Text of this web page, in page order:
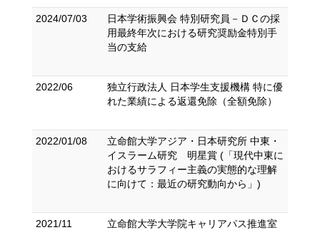
2024/07/03
日本学術振興会 特別研究員－ＤＣの採
用最終年次における研究奨励金特別手
当の支給
2022/06
独立行政法人 日本学生支援機構 特に優
れた業績による返還免除（全額免除）
2022/01/08
立命館大学アジア・日本研究所 中東・
イスラーム研究 明星賞 (「現代中東に
おけるサラフィー主義の実態的な理解
に向けて：最近の研究動向から」)
2021/11
立命館大学大学院キャリアパス推進室